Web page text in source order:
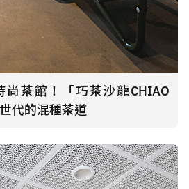
尚茶館！「巧茶沙龍CHIAO
代的混種茶道